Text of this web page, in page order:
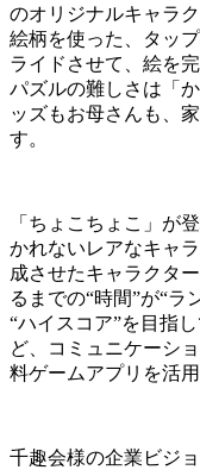
のオリジナルキャラ
絵柄を使った、タッ
ライドさせて、絵を
パズルの難しさは「
ッズもお母さんも、
す。
「ちょこちょこ」が
かれないレアなキャ
成させたキャラクタ
るまでの“時間”が“ラ
“ハイスコア”を目指
ど、コミュニケーシ
料ゲームアプリを活
千趣会様の企業ビジ